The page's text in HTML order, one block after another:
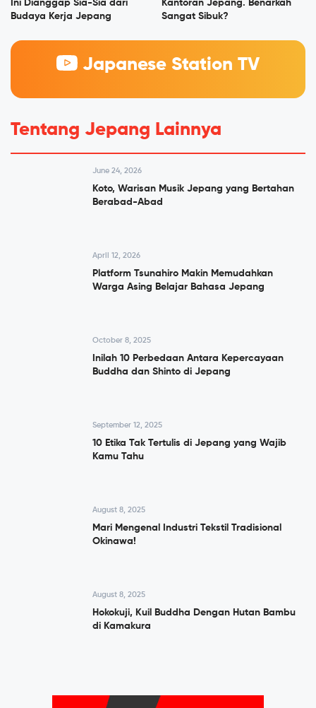
Ini Dianggap Sia-Sia dari
Budaya Kerja Jepang
Kantoran Jepang. Benarkah
Sangat Sibuk?
Japanese Station TV
Tentang Jepang Lainnya
June 24, 2026
Koto, Warisan Musik Jepang yang Bertahan
Berabad-Abad
April 12, 2026
Platform Tsunahiro Makin Memudahkan
Warga Asing Belajar Bahasa Jepang
October 8, 2025
Inilah 10 Perbedaan Antara Kepercayaan
Buddha dan Shinto di Jepang
September 12, 2025
10 Etika Tak Tertulis di Jepang yang Wajib
Kamu Tahu
August 8, 2025
Mari Mengenal Industri Tekstil Tradisional
Okinawa!
August 8, 2025
Hokokuji, Kuil Buddha Dengan Hutan Bambu
di Kamakura